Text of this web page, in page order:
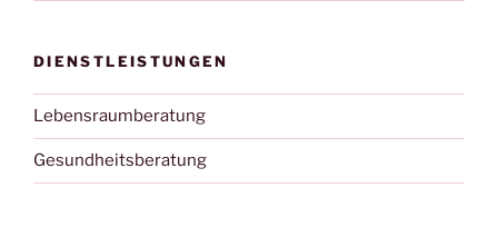
DIENSTLEISTUNGEN
Lebensraumberatung
Gesundheitsberatung